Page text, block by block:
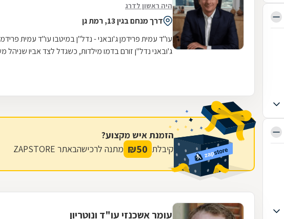
היה ראשון לדרג
דרך מנחם בגין 13, רמת גן
עו"ד עמית פרידמן ג'ובאני - נדל"ן במיטבו עו"ד עמית
ג'ובאני נדל"ן זורם בדמו מילדות, כשגדל לצד אביו שניהל
הזמנת איש מקצוע?
קיבלת 50
₪ מתנה לרכישהבאתר ZAPSTORE
עומר אשכנזי עו"ד ונוטריון